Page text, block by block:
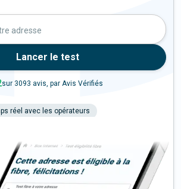
adresse
Lancer le test
sur 3093 avis, par Avis Vérifiés
réel avec les opérateurs